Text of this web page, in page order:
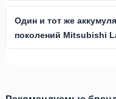
Один и тот же
поколений Mitsubishi